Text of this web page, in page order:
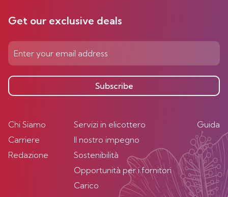
Get our exclusive deals
Subscribe
Chi Siamo
Carriere
Redazione
Servizi in elicottero
Il nostro impegno
Sostenibilità
Opportunità per i fornitori
Carico
Guida